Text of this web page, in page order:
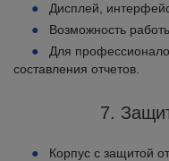
Дисплей,
Возможность
Для
составления отчетов.
7.
Корпус с защитой